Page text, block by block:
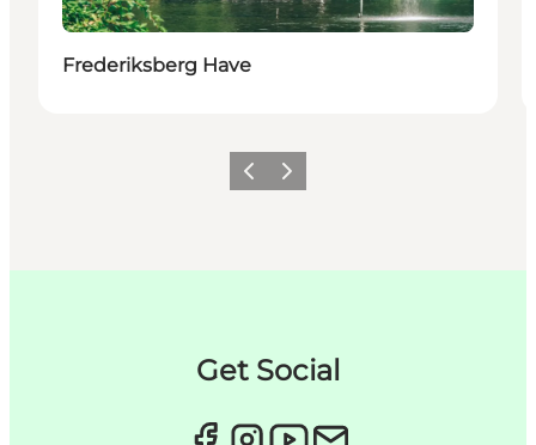
Frederiksberg Have
ForrigeNæste
Get Social